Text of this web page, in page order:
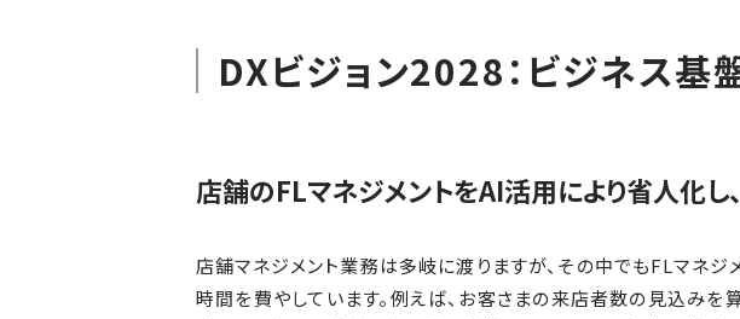
DXビジョン2028：ビジネス基
店舗のFLマネジメントをAI活用により省人化し
店舗マネジメント業務は多岐に渡りますが、その中でもFLマネジ
時間を費やしています。例えば、お客さまの来店者数の見込みを